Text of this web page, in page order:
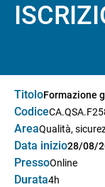
TitoloFormazione
Codice
AreaQualità,
Data inizio28/08/
PressoOnline
Durata4h